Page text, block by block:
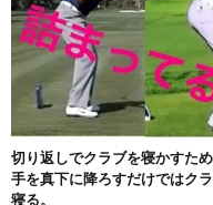
切り返しでクラブを寝かすた
手を真下に降ろすだけではク
寝る。